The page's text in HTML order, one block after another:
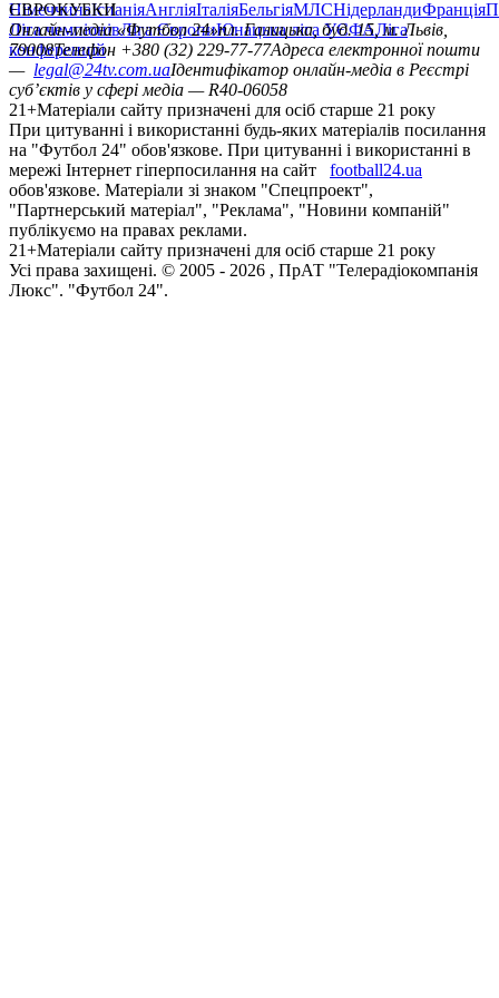
НімеччинаІспаніяАнгліяІталіяБельгіяМЛСНідерландиФранція
ЄВРОКУБКИ
Ліга чемпіонівЛіга ЄвропиЮнацька ліга УЄФАЛіга
конференцій
Онлайн-медіа «Футбол 24»пл. Галицька, буд. 15, м. Львів,
79008Телефон +380 (32) 229-77-77Адреса електронної пошти
— legal@24tv.com.uaІдентифікатор онлайн-медіа в Реєстрі
суб’єктів у сфері медіа — R40-06058
21+Матеріали сайту призначені для осіб старше 21 року
При цитуванні і використанні будь-яких матеріалів посилання
на "Футбол 24" обов'язкове. При цитуванні і використанні в
мережі Інтернет гіперпосилання на сайт
football24.ua
обов'язкове. Матеріали зі знаком "Спецпроект",
"Партнерський матеріал", "Реклама", "Новини компаній"
публікуємо на правах реклами.
21+Матеріали сайту призначені для осіб старше 21 року
Усi права захищенi. © 2005 - 2026 , ПрАТ "Телерадіокомпанія
Люкс". "Футбол 24".